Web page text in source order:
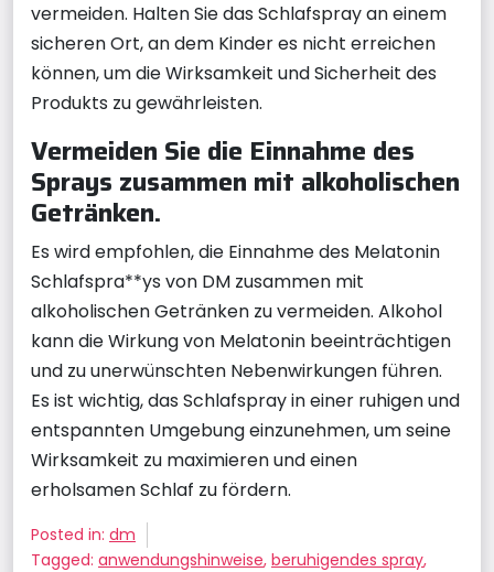
vermeiden. Halten Sie das Schlafspray an einem
sicheren Ort, an dem Kinder es nicht erreichen
können, um die Wirksamkeit und Sicherheit des
Produkts zu gewährleisten.
Vermeiden Sie die Einnahme des
Sprays zusammen mit alkoholischen
Getränken.
Es wird empfohlen, die Einnahme des Melatonin
Schlafspra**ys von DM zusammen mit
alkoholischen Getränken zu vermeiden. Alkohol
kann die Wirkung von Melatonin beeinträchtigen
und zu unerwünschten Nebenwirkungen führen.
Es ist wichtig, das Schlafspray in einer ruhigen und
entspannten Umgebung einzunehmen, um seine
Wirksamkeit zu maximieren und einen
erholsamen Schlaf zu fördern.
Posted in: dm
Tagged: anwendungshinweise, beruhigendes spray,